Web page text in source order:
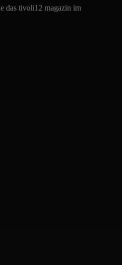
das tivoli12 magazin im